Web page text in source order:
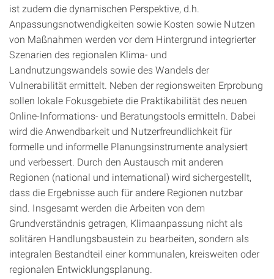
ist zudem die dynamischen Perspektive, d.h.
Anpassungsnotwendigkeiten sowie Kosten sowie Nutzen
von Maßnahmen werden vor dem Hintergrund integrierter
Szenarien des regionalen Klima- und
Landnutzungswandels sowie des Wandels der
Vulnerabilität ermittelt. Neben der regionsweiten Erprobung
sollen lokale Fokusgebiete die Praktikabilität des neuen
Online-Informations- und Beratungstools ermitteln. Dabei
wird die Anwendbarkeit und Nutzerfreundlichkeit für
formelle und informelle Planungsinstrumente analysiert
und verbessert. Durch den Austausch mit anderen
Regionen (national und international) wird sichergestellt,
dass die Ergebnisse auch für andere Regionen nutzbar
sind. Insgesamt werden die Arbeiten von dem
Grundverständnis getragen, Klimaanpassung nicht als
solitären Handlungsbaustein zu bearbeiten, sondern als
integralen Bestandteil einer kommunalen, kreisweiten oder
regionalen Entwicklungsplanung.